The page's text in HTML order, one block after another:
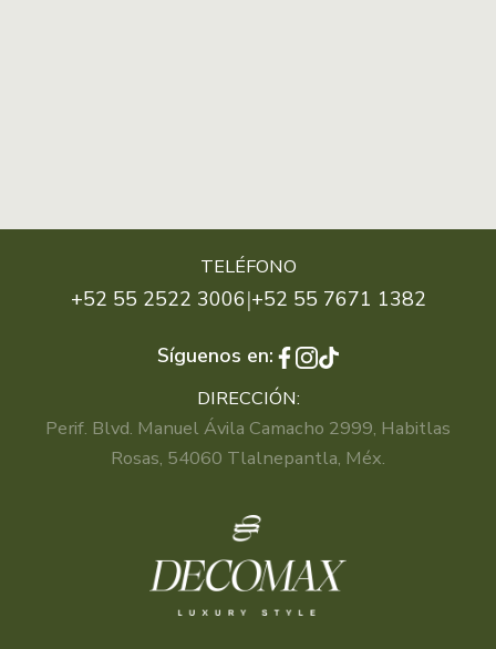
TELÉFONO
+52 55 2522 3006|+52 55 7671 1382
Síguenos en:
DIRECCIÓN:
Perif. Blvd. Manuel Ávila Camacho 2999, Habitlas
Rosas, 54060 Tlalnepantla, Méx.